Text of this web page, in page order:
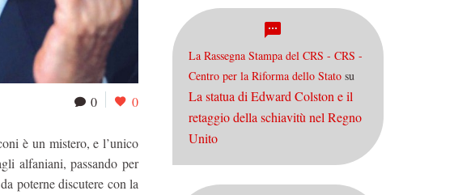
0 0
è un mistero, e l’unico
alfaniani, passando per
poterne discutere con la
La Rassegna Stampa del CRS - CRS -
Centro per la Riforma dello Stato su
La statua di Edward Colston e il
retaggio della schiavitù nel Regno
Unito